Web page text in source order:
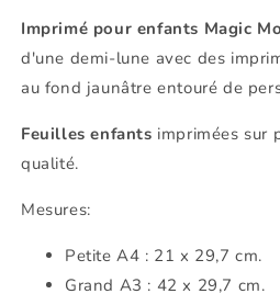
Imprimé pour enfants Magic
d'une demi-lune avec des
au fond jaunâtre entouré de
Feuilles enfants imprimées sur
qualité.
Mesures:
Petite A4 : 21 x 29,7 cm.
Grand A3 : 42 x 29,7 cm.